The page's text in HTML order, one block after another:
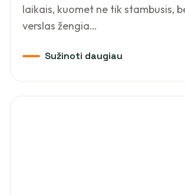
laikais, kuomet ne tik stambusis,
verslas žengia…